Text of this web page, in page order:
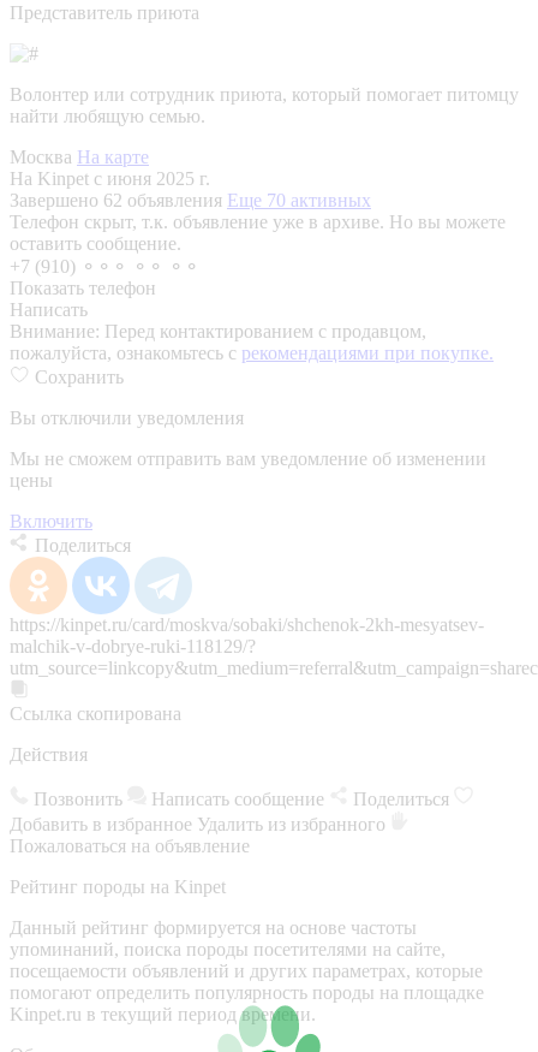
Представитель приюта
Волонтер или сотрудник приюта, который помогает питомцу
найти любящую семью.
Москва На карте
На Kinpet c июня 2025 г.
Завершено 62 объявления Еще 70 активных
Телефон скрыт, т.к. объявление уже в архиве. Но вы можете
оставить сообщение.
+7 (910) ⚬⚬⚬ ⚬⚬ ⚬⚬
Показать телефон
Написать
Внимание: Перед контактированием с продавцом,
пожалуйста, ознакомьтесь с рекомендациями при покупке.
Сохранить
Вы отключили уведомления
Мы не сможем отправить вам уведомление об изменении
цены
Включить
Поделиться
https://kinpet.ru/card/moskva/sobaki/shchenok-2kh-mesyatsev-
malchik-v-dobrye-ruki-118129/?
Ссылка скопирована
Действия
Позвонить Написать сообщение
Поделиться
Добавить в избранное Удалить из избранного
Пожаловаться на объявление
Рейтинг породы на Kinpet
Данный рейтинг формируется на основе частоты
упоминаний, поиска породы посетителями на сайте,
посещаемости объявлений и других параметрах, которые
помогают определить популярность породы на площадке
Kinpet.ru в текущий период времени.